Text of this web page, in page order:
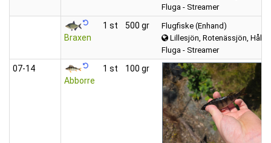
Fluga - Streamer
Braxen
1 st 500 gr
Flugfiske (Enhand)
Lillesjön, Rotenässjön,
Fluga - Streamer
07‑14
Abborre
1 st 100 gr